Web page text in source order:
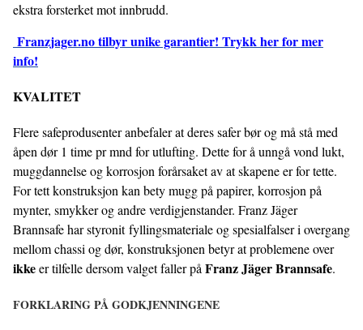
ekstra forsterket mot innbrudd.
Franzjager.no tilbyr unike garantier! Trykk her for mer
info!
KVALITET
Flere safeprodusenter anbefaler at deres safer bør og må stå med
åpen dør 1 time pr mnd for utlufting. Dette for å unngå vond lukt,
muggdannelse og korrosjon forårsaket av at skapene er for tette.
For tett konstruksjon kan bety mugg på papirer, korrosjon på
mynter, smykker og andre verdigjenstander. Franz Jäger
Brannsafe har styronit fyllingsmateriale og spesialfalser i overgang
mellom chassi og dør, konstruksjonen betyr at problemene over
ikkeer tilfelle dersom valget faller påFranz Jäger Brannsafe.
FORKLARING PÅ GODKJENNINGENE